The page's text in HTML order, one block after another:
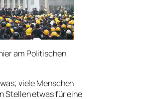
am Politischen
viele Menschen
Stellen etwas für eine